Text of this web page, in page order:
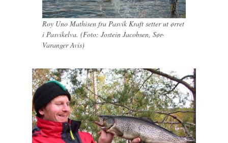
Roy Uno Mathisen fra Pasvik Kraft setter ut ørret
i Pasvikelva. (Foto: Jostein Jacobsen, Sør-
Varanger Avis)